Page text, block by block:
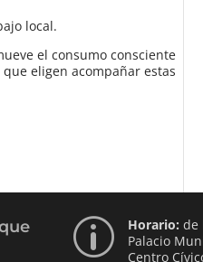
local.
el consumo consciente
eligen acompañar estas
p Horario: de
Palacio
Centro